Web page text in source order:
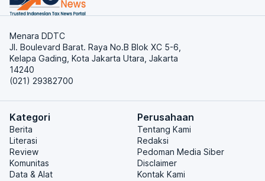
Menara DDTC
Jl. Boulevard Barat. Raya No.B Blok XC 5-6,
Kelapa Gading, Kota Jakarta Utara, Jakarta
14240
(021) 29382700
Kategori
Berita
Literasi
Review
Komunitas
Data & Alat
Perusahaan
Tentang Kami
Redaksi
Pedoman Media Siber
Disclaimer
Kontak Kami